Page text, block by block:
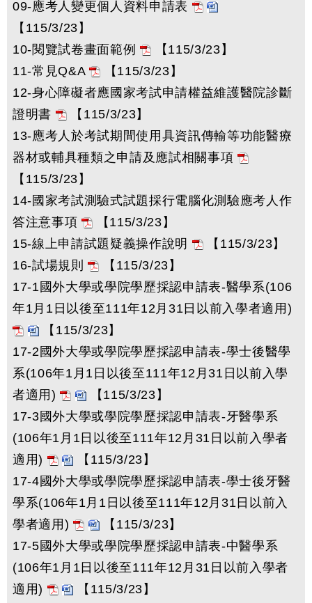
09-應考人變更個人資料申請表
【115/3/23】
10-閱覽試卷畫面範例
【115/3/23】
11-常見Q&A
【115/3/23】
12-身心障礙者應國家考試申請權益維護醫院診斷
證明書
【115/3/23】
13-應考人於考試期間使用具資訊傳輸等功能醫療
器材或輔具種類之申請及應試相關事項
【115/3/23】
14-國家考試測驗式試題採行電腦化測驗應考人作
答注意事項
【115/3/23】
15-線上申請試題疑義操作說明
【115/3/23】
16-試場規則
【115/3/23】
17-1國外大學或學院學歷採認申請表-醫學系(106
年1月1日以後至111年12月31日以前入學者適用)
【115/3/23】
17-2國外大學或學院學歷採認申請表-學士後醫學
系(106年1月1日以後至111年12月31日以前入學
者適用)
【115/3/23】
17-3國外大學或學院學歷採認申請表-牙醫學系
(106年1月1日以後至111年12月31日以前入學者
適用)
【115/3/23】
17-4國外大學或學院學歷採認申請表-學士後牙醫
學系(106年1月1日以後至111年12月31日以前入
學者適用)
【115/3/23】
17-5國外大學或學院學歷採認申請表-中醫學系
(106年1月1日以後至111年12月31日以前入學者
適用)
【115/3/23】